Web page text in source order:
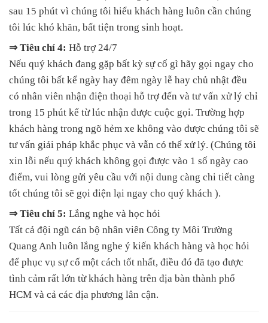
sau 15 phút vì chúng tôi hiểu khách hàng luôn cần chúng
tôi lúc khó khăn, bất tiện trong sinh hoạt.
⇒ Tiêu chí 4: Hỗ trợ 24/7
Nếu quý khách đang gặp bất kỳ sự cố gì hãy gọi ngay cho
chúng tôi bất kể ngày hay đêm ngày lễ hay chủ nhật đều
có nhân viên nhận điện thoại hỗ trợ đến và tư vấn xử lý chỉ
trong 15 phút kể từ lúc nhận được cuộc gọi. Trường hợp
khách hàng trong ngõ hẻm xe không vào được chúng tôi sẽ
tư vấn giải pháp khắc phục và vẫn có thể xử lý. (Chúng tôi
xin lỗi nếu quý khách không gọi được vào 1 số ngày cao
điểm, vui lòng gửi yêu cầu với nội dung càng chi tiết càng
tốt chúng tôi sẽ gọi điện lại ngay cho quý khách ).
⇒ Tiêu chí 5: Lắng nghe và học hỏi
Tất cả đội ngũ cán bộ nhân viên Công ty Môi Trường
Quang Anh luôn lắng nghe ý kiến khách hàng và học hỏi
để phục vụ sự cố một cách tốt nhất, điều đó đã tạo được
tình cảm rất lớn từ khách hàng trên địa bàn thành phố
HCM và cả các địa phương lân cận.